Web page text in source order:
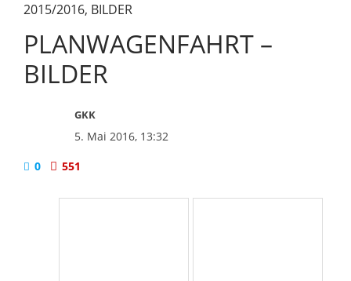
2015/2016, BILDER
PLANWAGENFAHRT –
BILDER
GKK
5. Mai 2016, 13:32
0
551